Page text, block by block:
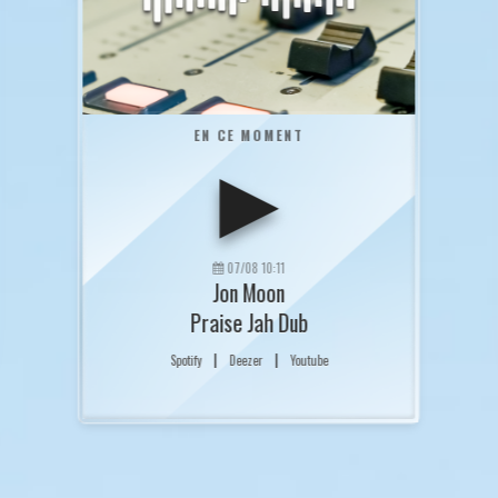
EN CE MOMENT
▶
07/08 10:11
Jon Moon
Praise Jah Dub
Spotify | Deezer | Youtube